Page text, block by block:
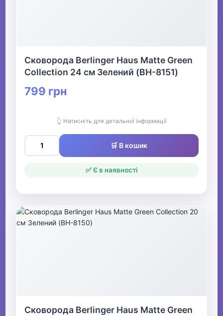
Сковорода Berlinger Haus Matte Green
Collection 24 см Зелений (BH-8151)
799 грн
👆 Натисніть для детальної інформації
🛒 В кошик
✅ Є в наявності
Сковорода Berlinger Haus Matte Green